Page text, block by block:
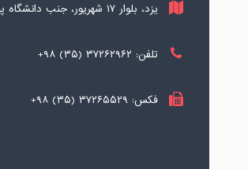
یزد، بلوار ۱۷ شهریور، جنب دانشگاه پیام نور
تلفن: ۳۷۲۶۲۹۶۲ (۳۵) ۹۸+
فکس: ۳۷۲۶۵۵۲۹ (۳۵) ۹۸+